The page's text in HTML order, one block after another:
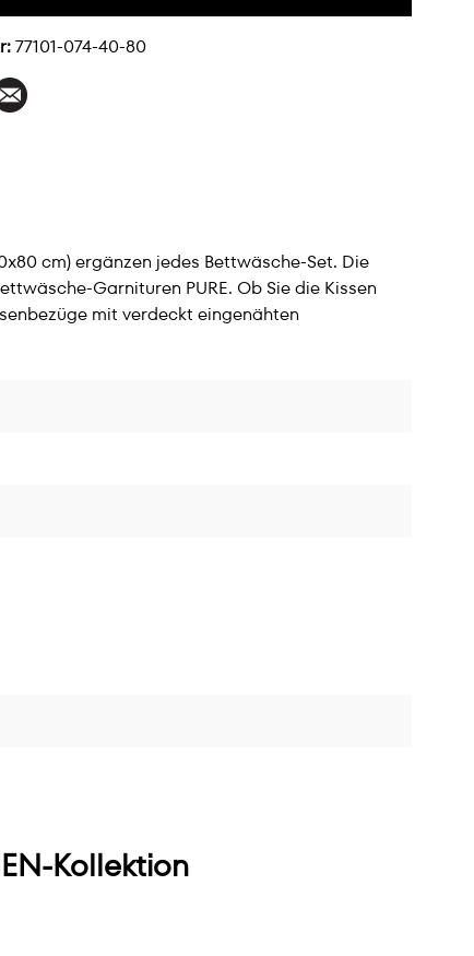
77101-074-40-80
cm) ergänzen jedes Bettwäsche-Set. Die
Garnituren PURE. Ob Sie die Kissen
mit verdeckt eingenähten
Kollektion